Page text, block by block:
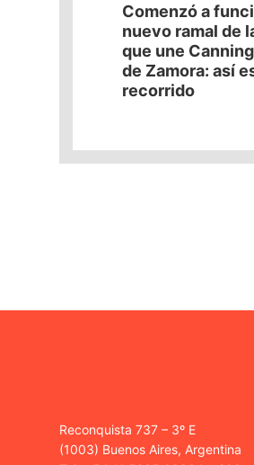
Comenzó a
nuevo ramal de
que une
de Zamora: así
recorrido
Reconquista 737 – 3º E
(1003) Buenos Aires, Argentina